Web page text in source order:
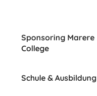
Sponsoring Marere
College
Schule & Ausbildung